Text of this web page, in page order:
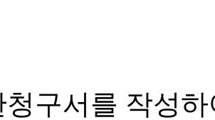
구서를 작성